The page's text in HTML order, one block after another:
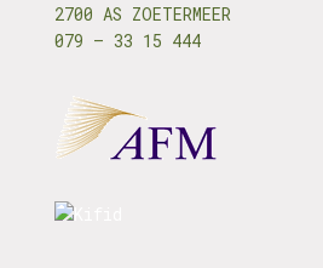
2700 AS ZOETERMEER
079 – 33 15 444